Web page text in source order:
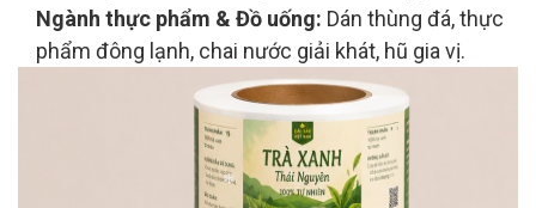
Ngành thực phẩm & Đồ uống: Dán thùng đá, thực
phẩm đông lạnh, chai nước giải khát, hũ gia vị.